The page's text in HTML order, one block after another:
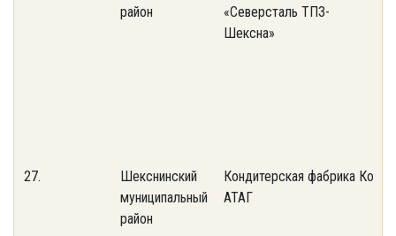
район
«Северсталь ТПЗ-
Шексна»
27.
Шекснинский
муниципальный
район
Кондитерская фабрика
АТАГ